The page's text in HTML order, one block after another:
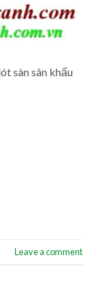
sàn sân khấu
Leave a comment